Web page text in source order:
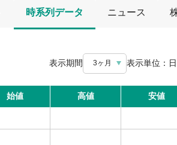
時系列データ ニュース
表示期間 3ヶ月 表示単位： 日
始値 高値 安値